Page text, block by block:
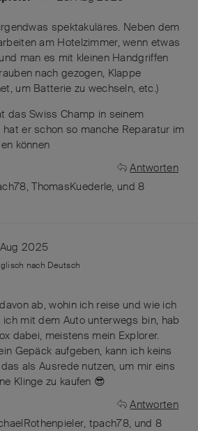
spektakuläres. Neben dem
am Hotelzimmer, wenn etwas
man es mit kleinen Handgriffen
nach gezogen, Klappe
um Batterie zu wechseln, etc.)
das Swiss Champ in seinem
er schon so manche Reparatur im
können
Antworten
,ThomasKuederle, und8
2025
nach Deutsch
ab, wohin ich reise und wie ich
mit dem Auto unterwegs bin, hab
dabei, meistens mein Explorer.
Gepäck aufgeben, kann ich keins
als Ausrede nutzen, um mir eins
Klinge zu kaufen 😎
Antworten
, tpach78, und 8